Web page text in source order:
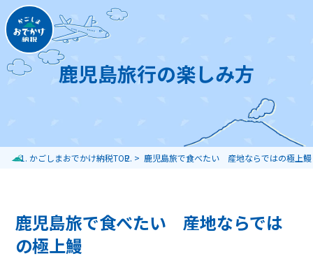
鹿児島旅行の楽しみ方
かごしまおでかけ納税TOP 鹿児島旅で食べたい 産地ならではの極上鰻
鹿児島旅で食べたい 産地ならでは
の極上鰻